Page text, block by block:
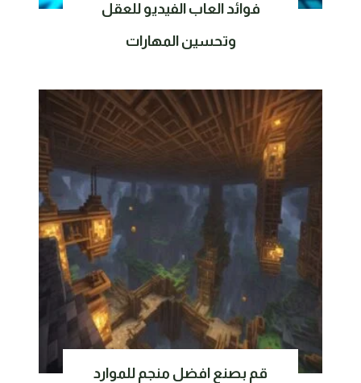
فوائد العاب الفيديو للعقل
وتحسين المهارات
قم بصنع افضل منجم للموارد